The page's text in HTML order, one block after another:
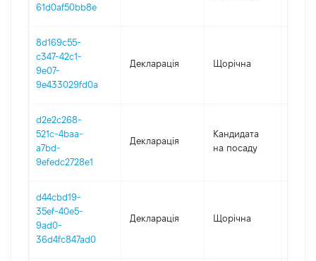
61d0af50bb8e
8d169c55-
c347-42c1-
9e07-
9e433029fd0a
Декларація Щорічна
d2e2c268-
521c-4baa-
a7bd-
9efedc2728e1
Декларація
Кандидата
на посаду
d44cbd19-
35ef-40e5-
9ad0-
36d4fc847ad0
Декларація Щорічна